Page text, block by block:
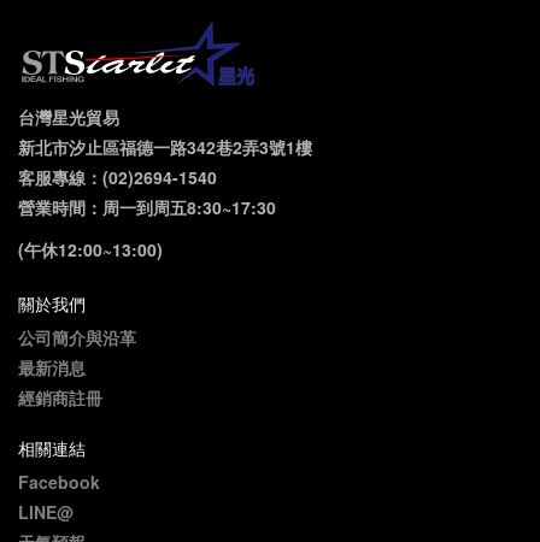
台灣星光貿易
新北市汐止區福德一路342巷2弄3號1樓
客服專線：(02)2694-1540
營業時間：周一到周五8:30~17:30
(午休12:00~13:00)
關於我們
公司簡介與沿革
最新消息
經銷商註冊
相關連結
Facebook
LINE@